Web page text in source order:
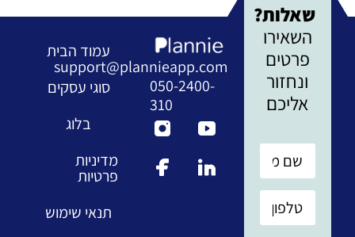
עמוד הבית
סוגי עסקים
בלוג
מדיניות
פרטיות
תנאי שימוש
שאלות?
השאירו
פרטים
ונחזור
אליכם
support@plannieapp.com
050-2400-
310